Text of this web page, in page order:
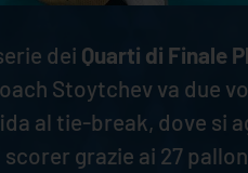
dei Quarti di Finale
Stoytchev va due
al tie-break, dove
grazie ai 27